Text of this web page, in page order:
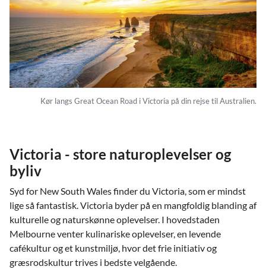
Kør langs Great Ocean Road i Victoria på din rejse til Australien.
Victoria - store naturoplevelser og
byliv
Syd for New South Wales finder du Victoria, som er mindst
lige så fantastisk. Victoria byder på en mangfoldig blanding af
kulturelle og naturskønne oplevelser. I hovedstaden
Melbourne venter kulinariske oplevelser, en levende
cafékultur og et kunstmiljø, hvor det frie initiativ og
græsrodskultur trives i bedste velgående.